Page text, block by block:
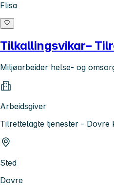
Flisa
Tilkallingsvikar–
Miljøarbeider helse- og
Arbeidsgiver
Tilrettelagte tjenester - Dovre
Sted
Dovre